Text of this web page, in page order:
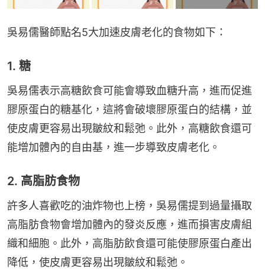
吳易儒醫師點名5大加速皮膚老化的食物如下：
1. 糖
吳易儒表示高糖飲食可能會導致血糖升高，進而促進
膠原蛋白的糖基化，這將會破壞膠原蛋白的結構，並
使皮膚更容易出現皺紋和鬆弛。此外，高糖飲食還可
能增加體內的自由基，進一步導致皮膚老化。
2. 高脂肪食物
許多人喜歡吃的油炸物也上榜，吳易儒提到過量攝取
高脂肪食物會增加體內的發炎反應，進而損害皮膚組
織和細胞。此外，高脂肪飲食還可能使膠原蛋白產出
降低，使皮膚更容易出現皺紋和鬆弛。